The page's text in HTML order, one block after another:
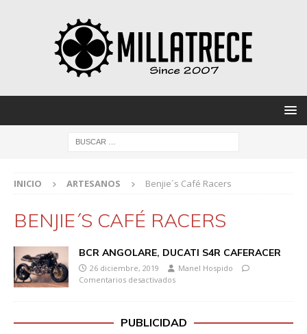
INICIO ARTESANOS Benjie´s Café Racers
BENJIE´S CAFÉ RACERS
BCR ANGOLARE, DUCATI S4R CAFERACER
26 diciembre, 2019
Manel Hospido
Comentarios desactivados
PUBLICIDAD